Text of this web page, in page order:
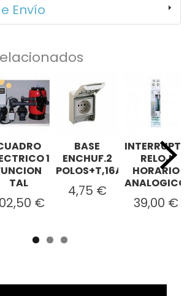
Envío
1
TAL
€
BASE
ENCHUF.2
POLOS+T,16A,250V,IP44
4,75 €
RELOJ
HORARIO
39,00 €